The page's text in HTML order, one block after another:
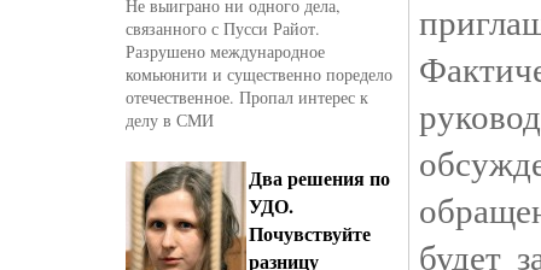
Не выиграно ни одного дела,
связанного с Пусси Райот.
Разрушено международное
комьюнити и существенно поредело
отечественное. Пропал интерес к
делу в СМИ
Два решения по
УДО.
Почувствуйте
разницу
будет